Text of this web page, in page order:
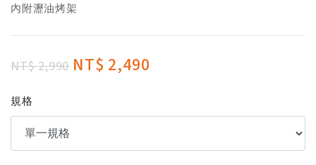
內附瀝油烤架
NT$ 2,990 NT$ 2,490
規格